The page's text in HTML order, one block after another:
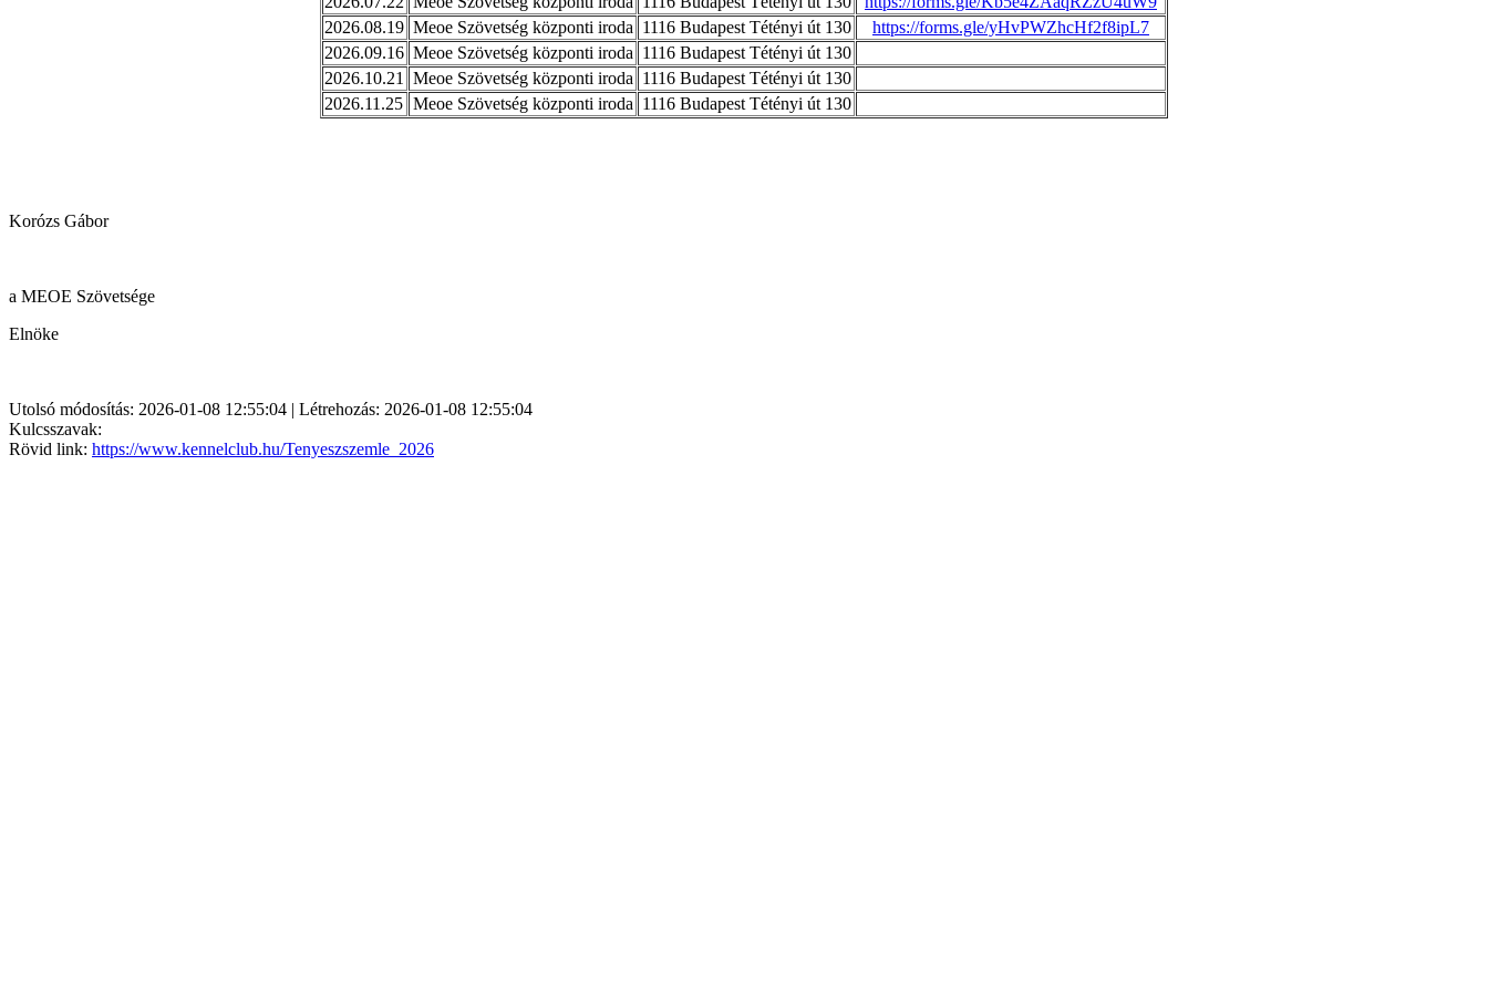
2026.08.19 Meoe Szövetség központi iroda 1116 Budapest Tétényi út 130
https://forms.gle/yHvPWZhcHf2f8ipL7
2026.09.16 Meoe Szövetség központi iroda 1116 Budapest Tétényi út 130
2026.10.21
Meoe Szövetség központi iroda 1116 Budapest Tétényi út 130
2026.11.25 Meoe Szövetség központi iroda 1116 Budapest Tétényi út 130
Korózs Gábor
a MEOE Szövetsége
Elnöke
Utolsó módosítás: 2026-01-08 12:55:04 | Létrehozás: 2026-01-08 12:55:04
Kulcsszavak:
Rövid link: https://www.kennelclub.hu/Tenyeszszemle_2026